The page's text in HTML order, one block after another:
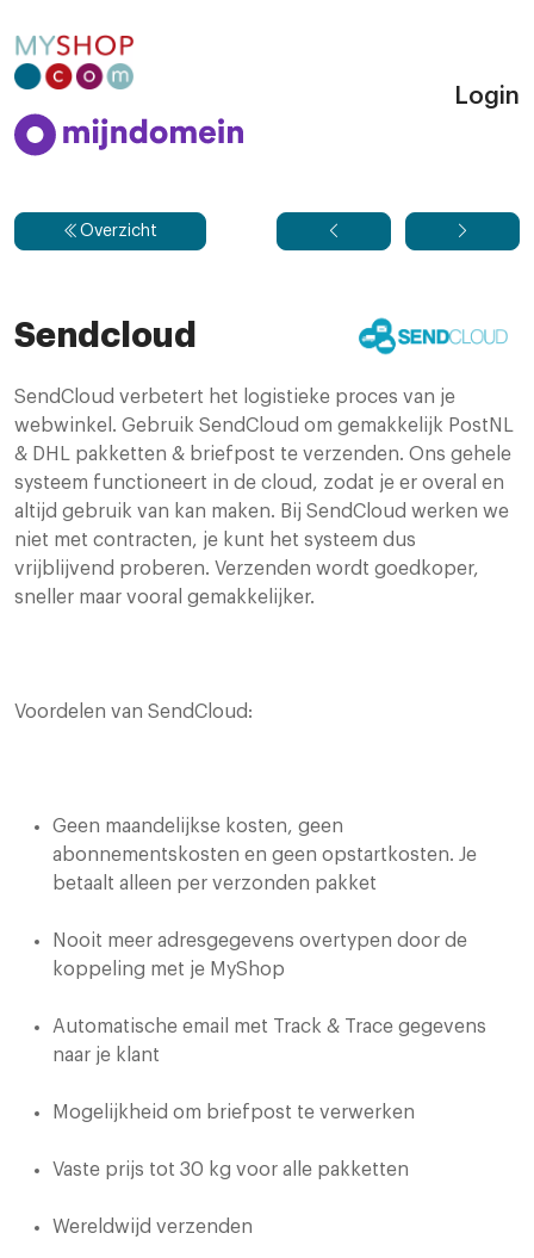
Login
Overzicht
Sendcloud
SendCloud verbetert het logistieke proces van je
webwinkel. Gebruik SendCloud om gemakkelijk PostNL
& DHL pakketten & briefpost te verzenden. Ons gehele
systeem functioneert in de cloud, zodat je er overal en
altijd gebruik van kan maken. Bij SendCloud werken we
niet met contracten, je kunt het systeem dus
vrijblijvend proberen. Verzenden wordt goedkoper,
sneller maar vooral gemakkelijker.
Voordelen van SendCloud:
Geen maandelijkse kosten, geen
abonnementskosten en geen opstartkosten. Je
betaalt alleen per verzonden pakket
Nooit meer adresgegevens overtypen door de
koppeling met je MyShop
Automatische email met Track & Trace gegevens
naar je klant
Mogelijkheid om briefpost te verwerken
Vaste prijs tot 30 kg voor alle pakketten
Wereldwijd verzenden